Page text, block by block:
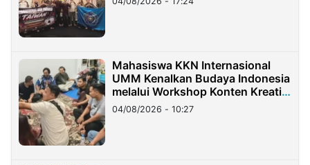
Mahasiswa KKN Internasional
UMM Kenalkan Budaya Indonesia
melalui Workshop Konten Kreatif
di Taiwan
04/08/2026 - 10:27